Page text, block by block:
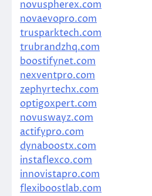
novuspherex.com
novaevopro.com
trusparktech.com
trubrandzhq.com
boostifynet.com
nexventpro.com
zephyrtechx.com
optigoxpert.com
novuswayz.com
actifypro.com
dynaboostx.com
instaflexco.com
innovistapro.com
flexiboostlab.com